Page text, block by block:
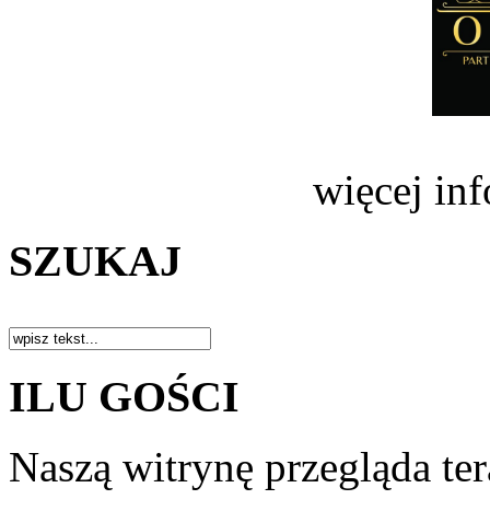
więcej
SZUKAJ
ILU GOŚCI
Naszą witrynę przegląda